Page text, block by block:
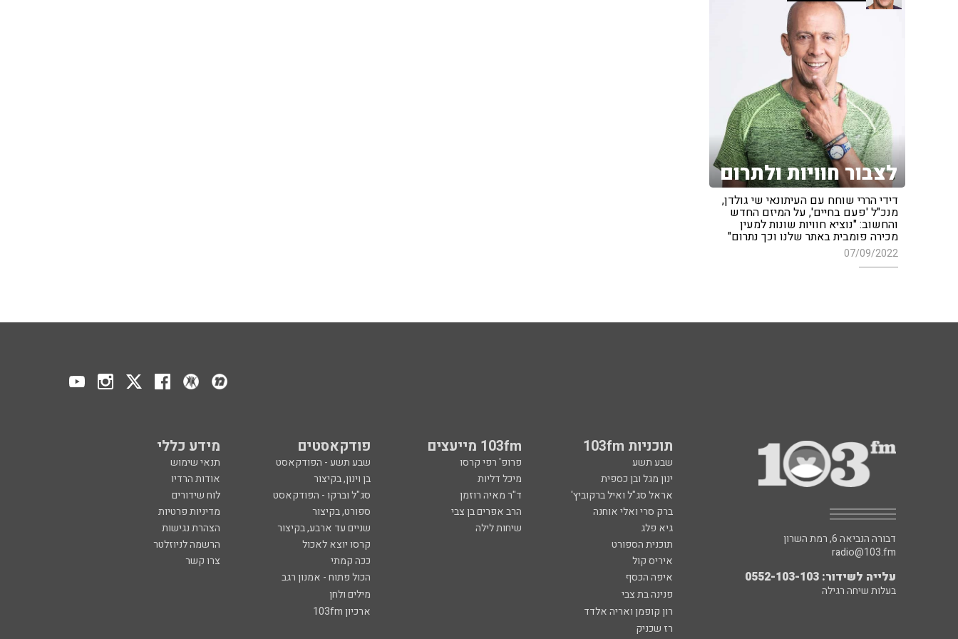
לצבור חוויות ולתרום
דידי הררי שוחח עם העיתונאי שי גולדן,
מנכ"ל 'פעם בחיים', על המיזם החדש
והחשוב: "נוציא חוויות שונות למעין
מכירה פומבית באתר שלנו וכך נתרום"
07/09/2022
תוכניות 103fm 103fm מייעצים פודקאסטים מידע כללי
שבע תשע פרופ' רפי קרסו שבע תשע - הפודקאסט
תנאי שימוש
ינון מגל ובן כספית
מיכל דליות בן וינון, בקיצור
אודות הרדיו
אראל סג"ל ואיל ברקוביץ'
ד"ר מאיה רוזמן סג"ל וברקו - הפודקאסט
לוח שידורים
ברק סרי ואלי אוחנה
הרב אפרים בן צבי ספורט, בקיצור
מדיניות פרטיות
גיא פלג
שיחות לילה שניים עד ארבע, בקיצור
הצהרת נגישות
תוכנית הספורט
קרסו יוצא לאכול
הרשמה לניוזלטר
איריס קול
ככה קמתי
צרו קשר
איפה הכסף
הכול פתוח - אמנון רגב
פנינה בת צבי
מילים ולחן
רון קופמן ואריה אלדד
ארכיון 103fm
רז שכניק
דבורה הנביאה 6, רמת השרון
radio@103.fm
עלייה לשידור: 0552-103-103
בעלות שיחה רגילה